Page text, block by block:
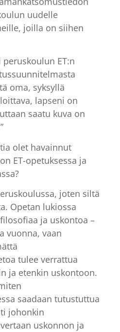
uudelle
joilla on siihen
peruskoulun ET:n
oma, syksyllä
lapseni on
saatu kuva on
olet havainnut
ET-opetuksessa ja
joten siltä
Opetan lukiossa
ja uskontoa –
vuonna, vaan
tulee verrattua
ja etenkin uskontoon.
saadaan tutustuttua
johonkin
uskonnon ja